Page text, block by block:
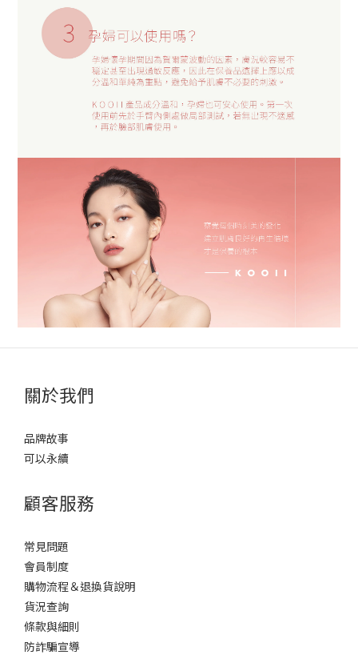
關於我們
品牌故事
可以永續
顧客服務
常見問題
會員制度
購物流程＆退換貨說明
貨況查詢
條款與細則
防詐騙宣導